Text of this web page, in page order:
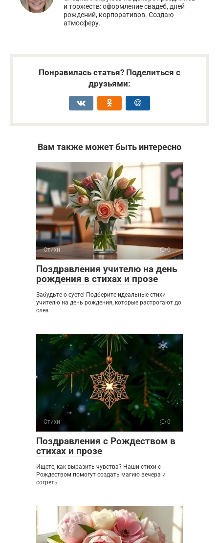
и торжеств: оформление свадеб, дней
рождений, корпоративов. Создаю
атмосферу.
Понравилась статья? Поделиться с
друзьями:
Вам также может быть интересно
Стихи 0
Поздравления учителю на день
рождения в стихах и прозе
Забудьте о суете! Подберите идеальные стихи
учителю на день рождения, которые растрогают до
слез
Стихи 0
Поздравления с Рождеством в
стихах и прозе
Ищете, как выразить чувства? Наши стихи с
Рождеством помогут создать магию вечера и
согреть